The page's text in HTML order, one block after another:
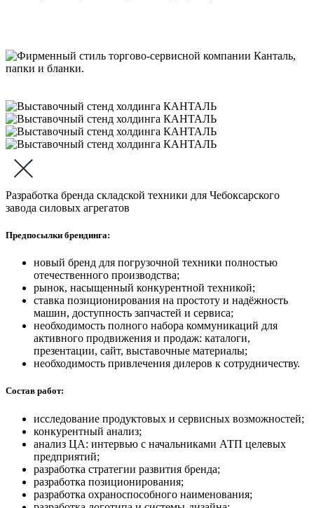
Разработка бренда складской техники для Чебоксарского
завода силовых агрегатов
Предпосылки брендинга:
новый бренд для погрузочной техники полностью
отечественного производства;
рынок, насыщенный конкурентной техникой;
ставка позиционирования на простоту и надёжность
машин, доступность запчастей и сервиса;
необходимость полного набора коммуникаций для
активного продвижения и продаж: каталоги,
презентации, сайт, выставочные материалы;
необходимость привлечения дилеров к сотрудничеству.
Состав работ:
исследование продуктовых и сервисных возможностей;
конкурентный анализ;
анализ ЦА: интервью с начальниками АТП целевых
предприятий;
разработка стратегии развития бренда;
разработка позиционирования;
разработка охраноспособного наименования;